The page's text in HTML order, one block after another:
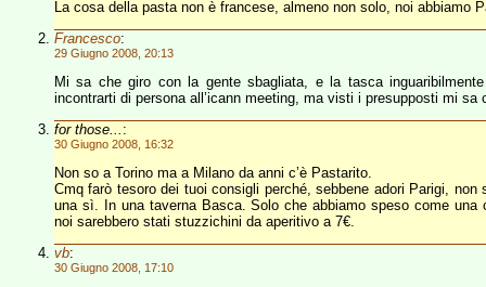
La cosa della pasta non è francese, almeno non solo, noi abbiamo
Francesco:
29 Giugno 2008, 20:13
Mi sa che giro con la gente sbagliata, e la tasca
incontrarti di persona all’icann meeting, ma visti i presupposti mi
for those... :
30 Giugno 2008, 16:32
Non so a Torino ma a Milano da anni c’è Pastarito.
Cmq farò tesoro dei tuoi consigli perché, sebbene adori Parigi,
una sì. In una taverna Basca. Solo che abbiamo speso come una
noi sarebbero stati stuzzichini da aperitivo a 7€.
vb:
30 Giugno 2008, 17:10